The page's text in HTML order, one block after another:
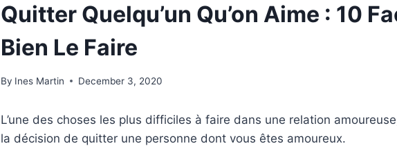
Quitter Quelqu’un Qu’on Aime : 10
Bien Le Faire
By Ines Martin December 3, 2020
L’une des choses les plus difficiles à faire dans une relation
la décision de quitter une personne dont vous êtes amoureux.